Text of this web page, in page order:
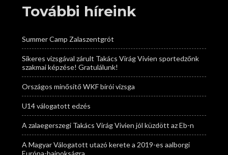
További híreink
Summer Camp Zalaszentgrót
Sikeres vizsgával zárult Takács Virág Vivien sportedzőnk
szakmai képzése! Gratulálunk!
Országos minősítő WKF bírói vizsga
U14 válogatott edzés
A zalaegerszegi Takács Virág Vivien jól küzdött az Eb-n
A Magyar Válogatott utazó kerete a 2019-es aalborgi